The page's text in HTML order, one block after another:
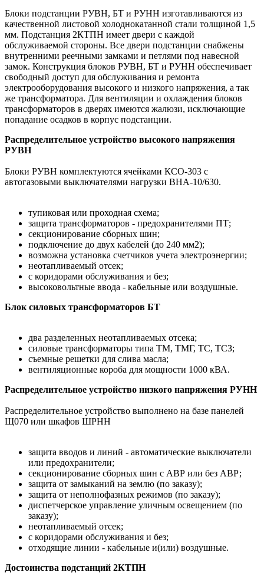
Блоки подстанции РУВН, БТ и РУНН изготавливаются из
качественной листовой холоднокатанной стали толщиной 1,5
мм. Подстанция 2КТПН имеет двери с каждой
обслуживаемой стороны. Все двери подстанции снабжены
внутренними реечными замками и петлями под навесной
замок. Конструкция блоков РУВН, БТ и РУНН обеспечивает
свободный доступ для обслуживания и ремонта
электрооборудования высокого и низкого напряжения, а так
же трансформатора. Для вентиляции и охлаждения блоков
трансформаторов в дверях имеются жалюзи, исключающие
попадание осадков в корпус подстанции.
Распределительное устройство высокого напряжения
РУВН
Блоки РУВН комплектуются ячейками КСО-303 с
автогазовыми выключателями нагрузки ВНА-10/630.
тупиковая или проходная схема;
защита трансформаторов - предохранителями ПТ;
секционирование сборных шин;
подключение до двух кабелей (до 240 мм2);
возможна установка счетчиков учета электроэнергии;
неотапливаемый отсек;
с коридорами обслуживания и без;
высоковольтные ввода - кабельные или воздушные.
Блок силовых трансформаторов БТ
два разделенных неотапливаемых отсека;
силовые трансформаторы типа ТМ, ТМГ, ТС, ТСЗ;
съемные решетки для слива масла;
вентиляционные короба для мощности 1000 кВА.
Распределительное устройство низкого напряжения РУНН
Распределительное устройство выполнено на базе панелей
Щ070 или шкафов ШРНН
защита вводов и линий - автоматические выключатели
или предохранители;
секционирование сборных шин с АВР или без АВР;
защита от замыканий на землю (по заказу);
защита от неполнофазных режимов (по заказу);
диспетчерское управление уличным освещением (по
заказу);
неотапливаемый отсек;
с коридорами обслуживания и без;
отходящие линии - кабельные и(или) воздушные.
Достоинства подстанций 2КТПН